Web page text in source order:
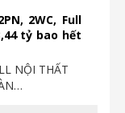
2WC, Full
tỷ bao hết
NỘI THẤT